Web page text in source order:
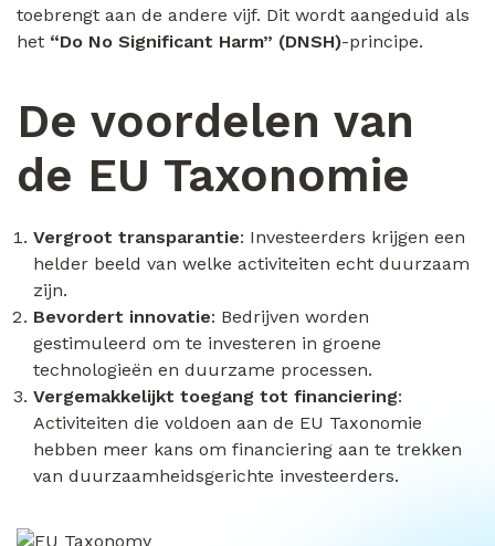
toebrengt aan de andere vijf. Dit wordt aangeduid als
het “Do No Significant Harm” (DNSH)-principe.
De voordelen van
de EU Taxonomie
Vergroot transparantie: Investeerders krijgen een
helder beeld van welke activiteiten echt duurzaam
zijn.
Bevordert innovatie: Bedrijven worden
gestimuleerd om te investeren in groene
technologieën en duurzame processen.
Vergemakkelijkt toegang tot financiering:
Activiteiten die voldoen aan de EU Taxonomie
hebben meer kans om financiering aan te trekken
van duurzaamheidsgerichte investeerders.